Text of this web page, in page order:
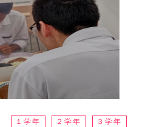
１学年 ２学年 ３学年